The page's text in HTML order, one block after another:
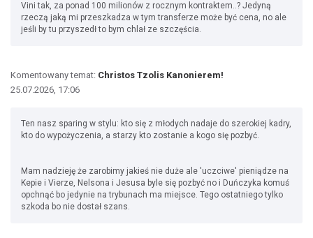
Vini tak, za ponad 100 milionów z rocznym kontraktem..? Jedyną
rzeczą jaką mi przeszkadza w tym transferze może być cena, no ale
jeśli by tu przyszedł to bym chlał ze szczęścia.
Komentowany temat: Christos Tzolis Kanonierem!
25.07.2026, 17:06
Ten nasz sparing w stylu: kto się z młodych nadaje do szerokiej kadry,
kto do wypożyczenia, a starzy kto zostanie a kogo się pozbyć.
Mam nadzieję że zarobimy jakieś nie duże ale 'uczciwe' pieniądze na
Kepie i Vierze, Nelsona i Jesusa byle się pozbyć no i Duńczyka komuś
opchnąć bo jedynie na trybunach ma miejsce. Tego ostatniego tylko
szkoda bo nie dostał szans.